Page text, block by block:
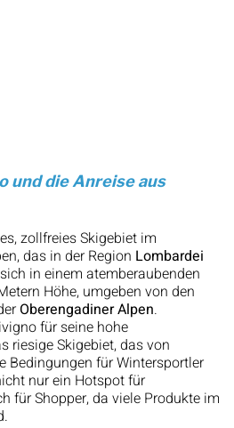
und die Anreise aus
zollfreies Skigebiet im
das in der Region Lombardei
in einem atemberaubenden
Höhe, umgeben von den
Oberengadiner Alpen.
für seine hohe
riesige Skigebiet, das von
Bedingungen für Wintersportler
nur ein Hotspot für
für Shopper, da viele Produkte im